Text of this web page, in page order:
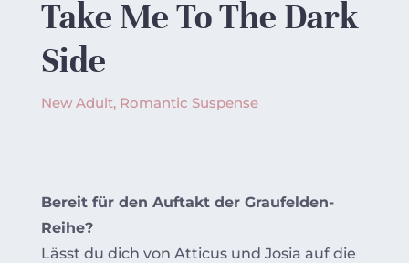
Take Me To The Dark
Side
New Adult, Romantic Suspense
Bereit für den Auftakt der Graufelden-
Reihe?
Lässt du dich von Atticus und Josia auf die